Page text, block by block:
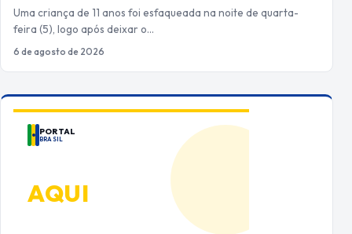
Uma criança de 11 anos foi esfaqueada na noite de quarta-
feira (5), logo após deixar o…
6 de agosto de 2026
PORTAL
BRASIL
AQUI